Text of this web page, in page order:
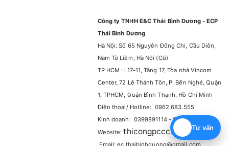
Tư vấn
Công ty TNHH E&C Thái Bình Dương - ECP
Thái Bình Dương
Hà Nội: Số 65 Nguyễn Đổng Chi, Cầu Diên,
Nam Từ Liêm, Hà Nội (Cũ)
TP HCM : L17-11, Tầng 17, Tòa nhà Vincom
Center, 72 Lê Thánh Tôn, P. Bến Nghé, Quận
1, TPHCM, Quận Bình Thạnh, Hồ Chí Minh
Điện thoại/ Hotline: 0962.683.555
Kinh doanh: 0399891114 - 0965929114
Website:thicongpccc.com.vn –
Email: ec.thaibinhduong@gmail.com